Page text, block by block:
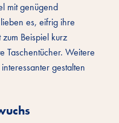
mit genügend
es, eifrig ihre
Beispiel kurz
Taschentücher. Weitere
gestalten